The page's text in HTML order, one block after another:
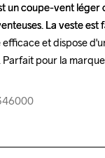
un coupe-vent
La veste est
et dispose
pour la
un coupe-vent
La veste est
et dispose
pour la